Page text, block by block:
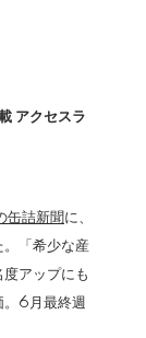
アクセスラ
缶詰新聞に、
。「希少な産
アップにも
。6月最終週